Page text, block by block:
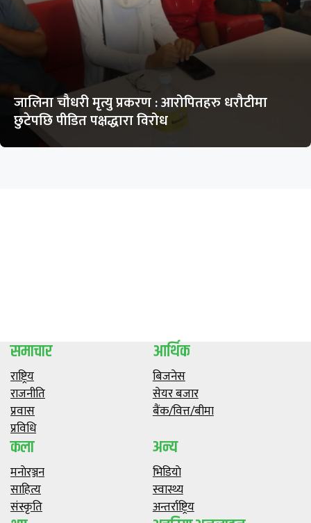
जालिना चौधरी मृत्यु प्रकरण : आरोपितहरु धरौटीमा
छुटेपछि पीडित पक्षद्धारा विरोध
समाचार
राष्ट्रिय
राजनीति
प्रवास
प्रविधि
आर्थिक
बिजनेस
सेयर बजार
बैंक/वित्त/बीमा
कला
मनाेरञ्जन
साहित्य
संस्कृति
अन्य
भिडियाे
स्वास्थ्य
अन्तर्राष्ट्रिय